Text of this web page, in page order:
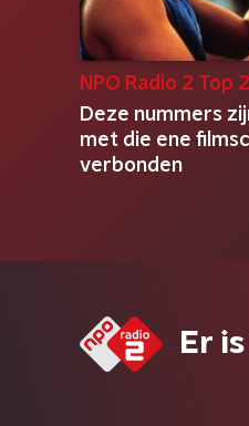
NPO Radio 2 Top
Deze nummers
met die ene
verbonden
Er